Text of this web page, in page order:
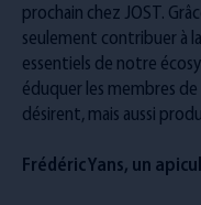
prochain chez JOST.
seulement contribuer à
essentiels de notre
éduquer les membres
désirent, mais aussi
Frédéric Yans, un